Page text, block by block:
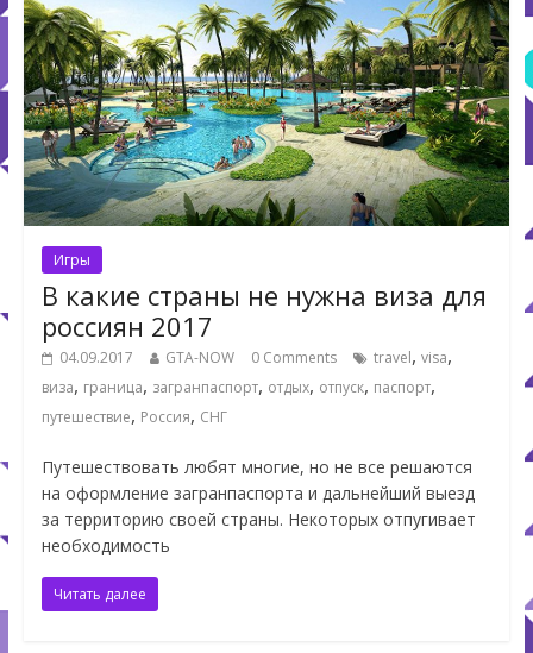
Игры
В какие страны не нужна виза для
россиян 2017
04.09.2017 GTA-NOW 0 Comments travel, visa,
виза, граница, загранпаспорт, отдых, отпуск, паспорт,
путешествие, Россия, СНГ
Путешествовать любят многие, но не все решаются
на оформление загранпаспорта и дальнейший выезд
за территорию своей страны. Некоторых отпугивает
необходимость
Читать далее